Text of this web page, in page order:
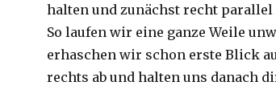
halten und zunächst recht
So laufen wir eine ganze Weile
erhaschen wir schon erste Blick
rechts ab und halten uns danach